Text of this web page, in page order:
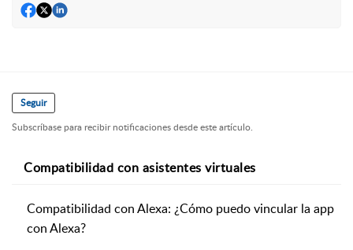
Seguir
Subscríbase para recibir notificaciones desde este artículo.
Compatibilidad con asistentes virtuales
Compatibilidad con Alexa: ¿Cómo puedo vincular la app
con Alexa?